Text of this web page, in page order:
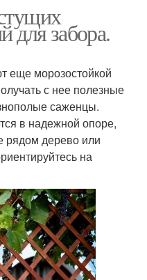
для забора.
еще морозостойкой
с нее полезные
саженцы.
в надежной опоре,
рядом дерево или
на